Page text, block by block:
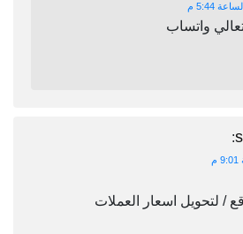
:
/ لتحويل اسعار العملات